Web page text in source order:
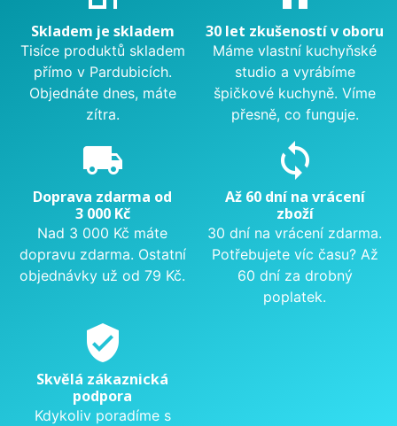
Skladem je skladem
Tisíce produktů skladem
přímo v Pardubicích.
Objednáte dnes, máte
zítra.
30 let zkušeností v oboru
Máme vlastní kuchyňské
studio a vyrábíme
špičkové kuchyně. Víme
přesně, co funguje.
local_shipping
Doprava zdarma od
3 000 Kč
Nad 3 000 Kč máte
dopravu zdarma. Ostatní
objednávky už od 79 Kč.
sync
Až 60 dní na vrácení
zboží
30 dní na vrácení zdarma.
Potřebujete víc času? Až
60 dní za drobný
poplatek.
verified_user
Skvělá zákaznická
podpora
Kdykoliv poradíme s